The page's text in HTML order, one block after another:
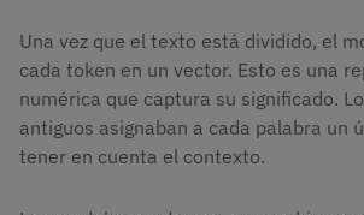
Una vez que el texto está dividido, el
cada token en un vector. Esto es una
numérica que captura su significado.
antiguos asignaban a cada palabra un
tener en cuenta el contexto.